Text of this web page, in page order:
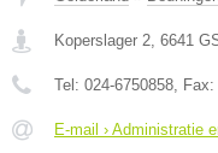
Koperslager 2, 6641
Tel: 024-6750858, Fax:
E-mail › Administratie